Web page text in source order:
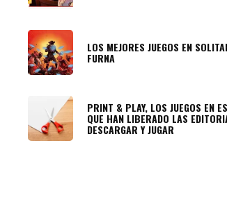
LOS MEJORES JUEGOS EN
FURNA
PRINT & PLAY, LOS JUEGOS EN
QUE HAN LIBERADO LAS
DESCARGAR Y JUGAR